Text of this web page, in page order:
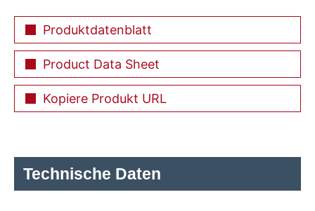
Produktdatenblatt
Product Data Sheet
Kopiere Produkt URL
Technische Daten